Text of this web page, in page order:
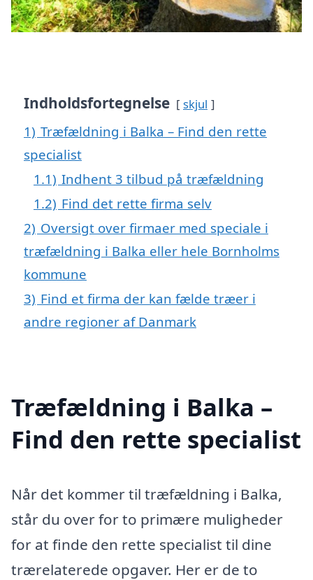
Indholdsfortegnelse skjul
1) Træfældning i Balka – Find den rette
specialist
1.1) Indhent 3 tilbud på træfældning
1.2) Find det rette firma selv
2) Oversigt over firmaer med speciale i
træfældning i Balka eller hele Bornholms
kommune
3) Find et firma der kan fælde træer i
andre regioner af Danmark
Træfældning i Balka –
Find den rette specialist
Når det kommer til træfældning i Balka,
står du over for to primære muligheder
for at finde den rette specialist til dine
trærelaterede opgaver. Her er de to